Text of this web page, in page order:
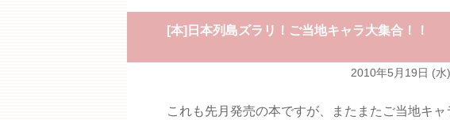
[本]日本列島ズラリ！ご当地キャラ大集合！！
2010年5月19日 (水
これも先月発売の本ですが、またまたご当地キ